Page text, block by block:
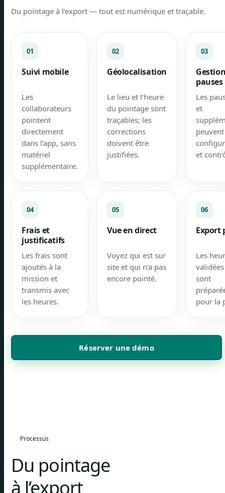
Du pointage à l’export — tout est numérique et traçable.
01
Suivi mobile
Les
collaborateurs
pointent
directement
dans l’app, sans
matériel
supplémentaire.
02
Géolocalisation
Le lieu et l’heure
du pointage sont
traçables; les
corrections
doivent être
justifiées.
03
pauses
Les
et
et
04
Frais et
justificatifs
Les frais sont
ajoutés à la
mission et
transmis avec
les heures.
05
Vue en direct
Voyez qui est sur
site et qui n’a pas
encore pointé.
06
Export
Les
validées
sont
pour la
Réserver une démo
Processus
Du pointage
à l’export